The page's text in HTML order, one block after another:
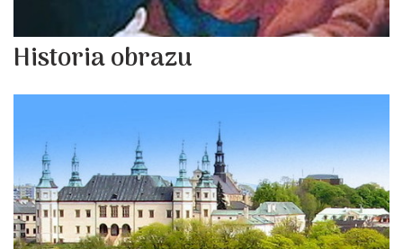
Historia obrazu